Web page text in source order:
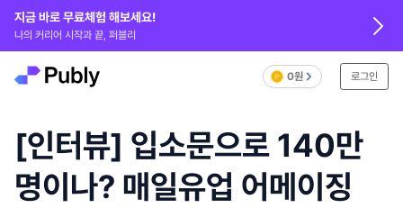
지금 바로 무료체험 해보세요!
나의 커리어 시작과 끝, 퍼블리
0원 로그인
[인터뷰] 입소문으로 140만
명이나? 매일유업 어메이징